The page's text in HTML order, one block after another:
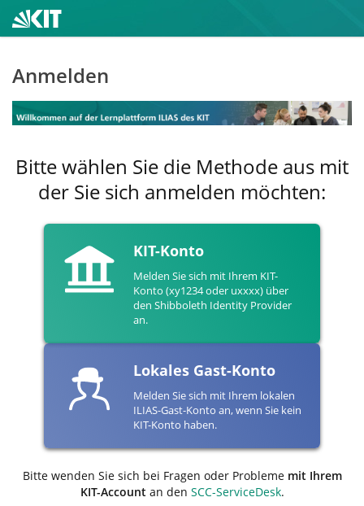
Anmelden
Bitte wählen Sie die Methode aus mit
der Sie sich anmelden möchten:
KIT-Konto
Melden Sie sich mit Ihrem KIT-
Konto (xy1234 oder uxxxx) über
den Shibboleth Identity Provider
an.
Lokales Gast-Konto
Melden Sie sich mit Ihrem lokalen
ILIAS-Gast-Konto an, wenn Sie kein
KIT-Konto haben.
Bitte wenden Sie sich bei Fragen oder Probleme mit Ihrem
KIT-Accountan den SCC-ServiceDesk.